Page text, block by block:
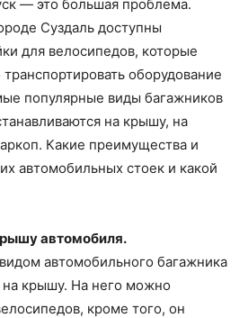
— это большая проблема.
Суздаль доступны
для велосипедов, которые
оборудование
популярные виды багажников
на крышу, на
Какие преимущества и
автомобильных стоек и какой
автомобиля.
автомобильного багажника
на крышу. На него можно
кроме того, он